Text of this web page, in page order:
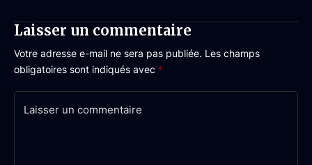
Laisser un commentaire
Votre adresse e-mail ne sera pas publiée. Les champs
obligatoires sont indiqués avec *